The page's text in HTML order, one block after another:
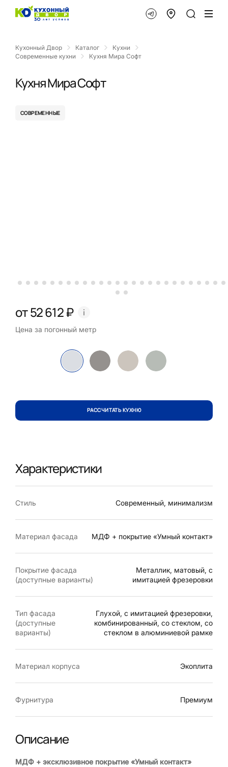
Кухонный Двор Каталог
Кухни
Современные кухни
Кухня Мира Софт
Кухня Мира Софт
СОВРЕМЕННЫЕ
от 52 612 ₽
Цена за погонный метр
РАССЧИТАТЬ КУХНЮ
Характеристики
Стиль Современный, минимализм
Материал фасада МДФ + покрытие «Умный контакт»
Покрытие фасада
(доступные варианты)
Металлик, матовый, с
имитацией фрезеровки
Тип фасада
(доступные
варианты)
Глухой, с имитацией фрезеровки,
комбинированный, со стеклом, со
стеклом в алюминиевой рамке
Материал корпуса Экоплита
Фурнитура Премиум
Описание
МДФ + эксклюзивное покрытие «Умный контакт»